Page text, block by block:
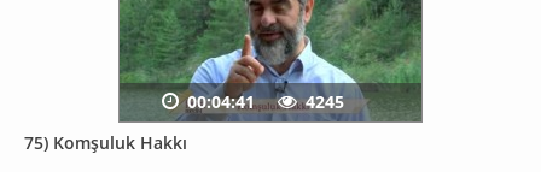
75) Komşuluk Hakkı
00:04:41 4245